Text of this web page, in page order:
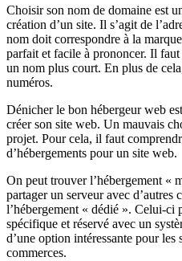
Choisir son nom de domaine est
création d’un site. Il s’agit de
nom doit correspondre à la
parfait et facile à prononcer. Il
un nom plus court. En plus de
numéros.
Dénicher le bon hébergeur web
créer son site web. Un mauvais
projet. Pour cela, il faut
d’hébergements pour un site web.
On peut trouver l’hébergement «
partager un serveur avec d’autres
l’hébergement « dédié ». Celui-ci
spécifique et réservé avec un
d’une option intéressante pour les
commerces.